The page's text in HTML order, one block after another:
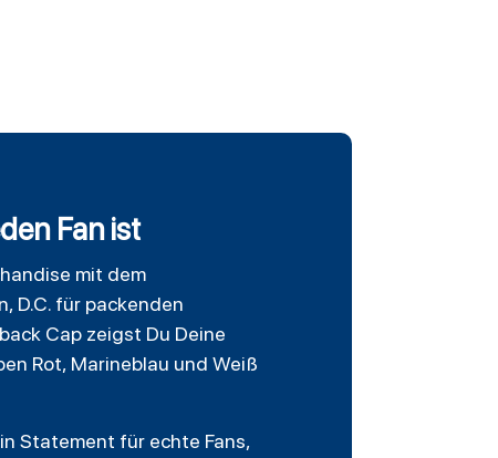
Fan ist
mit dem
D.C. für packenden
Cap zeigst Du Deine
Rot, Marineblau und Weiß
Statement für echte Fans,